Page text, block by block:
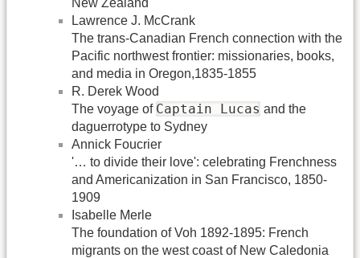
Lawrence J. McCrank
The trans-Canadian French connection with the
Pacific northwest frontier: missionaries, books,
and media in Oregon,1835-1855
R. Derek Wood
The voyage of Captain Lucas and the
daguerrotype to Sydney
Annick Foucrier
'… to divide their love': celebrating Frenchness
and Americanization in San Francisco, 1850-
1909
Isabelle Merle
The foundation of Voh 1892-1895: French
migrants on the west coast of New Caledonia